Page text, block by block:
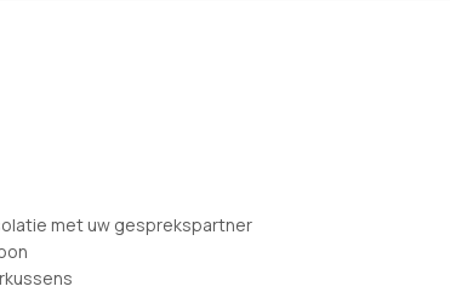
met uw gesprekspartner